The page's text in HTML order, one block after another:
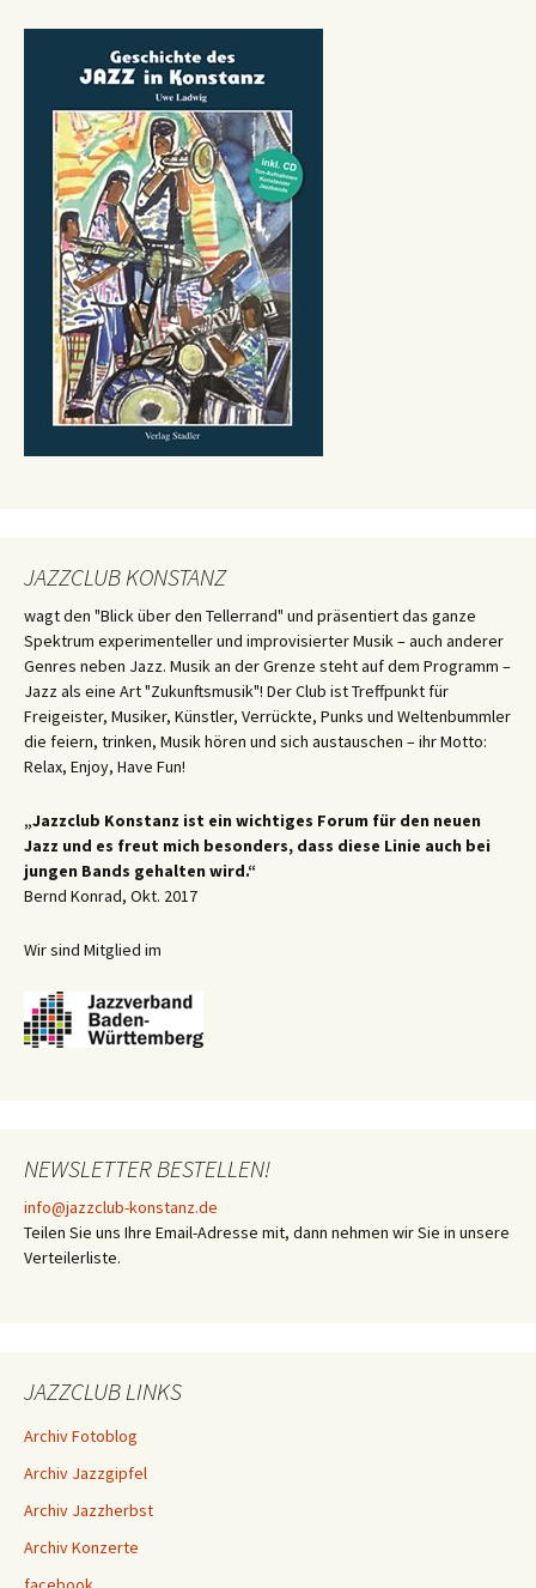
JAZZCLUB KONSTANZ
wagt den "Blick über den Tellerrand" und präsentiert das ganze
Spektrum experimenteller und improvisierter Musik – auch anderer
Genres neben Jazz. Musik an der Grenze steht auf dem Programm –
Jazz als eine Art "Zukunftsmusik"! Der Club ist Treffpunkt für
Freigeister, Musiker, Künstler, Verrückte, Punks und Weltenbummler
die feiern, trinken, Musik hören und sich austauschen – ihr Motto:
Relax, Enjoy, Have Fun!
„Jazzclub Konstanz ist ein wichtiges Forum für den neuen
Jazz und es freut mich besonders, dass diese Linie auch bei
jungen Bands gehalten wird.“
Bernd Konrad, Okt. 2017
Wir sind Mitglied im
NEWSLETTER BESTELLEN!
info@jazzclub-konstanz.de
Teilen Sie uns Ihre Email-Adresse mit, dann nehmen wir Sie in unsere
Verteilerliste.
JAZZCLUB LINKS
Archiv Fotoblog
Archiv Jazzgipfel
Archiv Jazzherbst
Archiv Konzerte